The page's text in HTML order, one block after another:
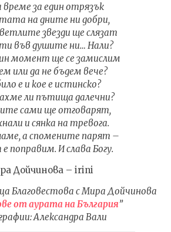
за един отрязък
на дните ни добри,
звезди ще слязат
във душите ни… Нали?
момент ще се замислим
или да не бъдем вече?
е и кое е истинско?
ли пътища далечни?
сами ще отговарят,
и сянка на тревога.
а спомените парят –
поправим. И слава Богу.
Дойчинова – irini
Благовестова с Мира Дойчинова
от аурата на България”
Александра Вали